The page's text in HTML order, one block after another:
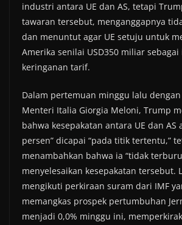
industri antara UE dan AS, tetapi
tawaran tersebut, menganggapnya
dan menuntut agar UE setuju untuk
Amerika senilai USD350 miliar
keringanan tarif.
Dalam pertemuan minggu lalu dengan
Menteri Italia Giorgia Meloni, Trump
bahwa kesepakatan antara UE dan AS
persen” dicapai “pada titik tertentu,”
menambahkan bahwa ia “tidak
menyelesaikan kesepakatan tersebut.
mengikuti perkiraan suram dari IMF
memangkas prospek pertumbuhan
menjadi 0,0% minggu ini,